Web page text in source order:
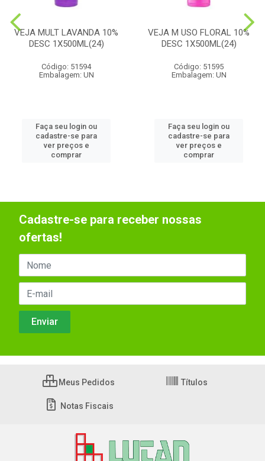
VEJA MULT LAVANDA 10%
DESC 1X500ML(24)
Código: 51594
Embalagem: UN
Faça seu login ou
cadastre-se para
ver preços e
comprar
VEJA M USO FLORAL 10%
DESC 1X500ML(24)
Código: 51595
Embalagem: UN
Faça seu login ou
cadastre-se para
ver preços e
comprar
Cadastre-se para receber nossas
ofertas!
Meus Pedidos Títulos
Notas Fiscais